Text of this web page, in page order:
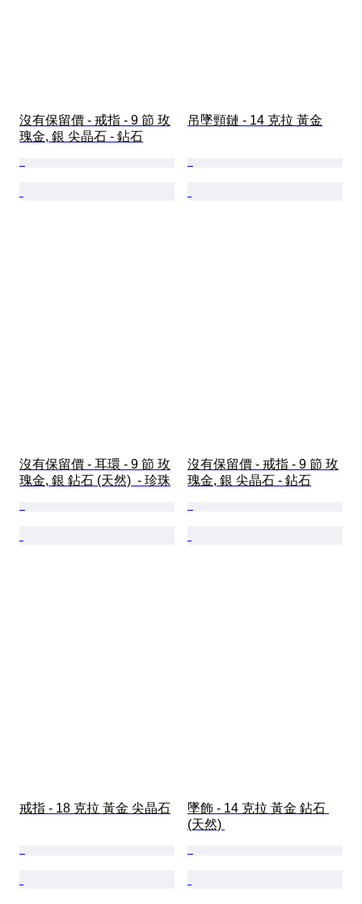
沒有保留價 - 戒指 - 9 節 玫
瑰金, 銀 尖晶石 - 鉆石
吊墜頸鏈 - 14 克拉 黃金
沒有保留價 - 耳環 - 9 節 玫
瑰金, 銀 鉆石 (天然)  - 珍珠
沒有保留價 - 戒指 - 9 節 玫
瑰金, 銀 尖晶石 - 鉆石
戒指 - 18 克拉 黃金 尖晶石
墜飾 - 14 克拉 黃金 鉆石
(天然)